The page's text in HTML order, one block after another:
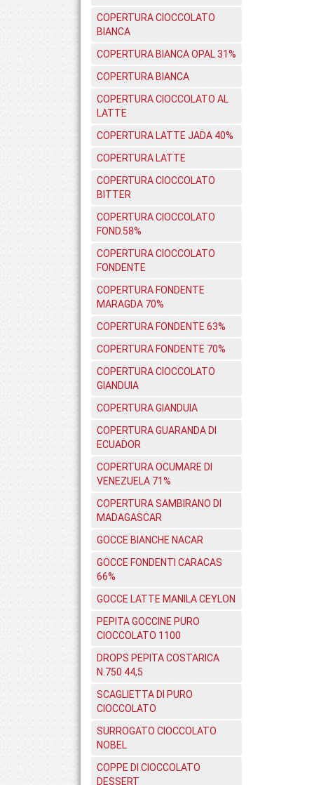
COPERTURA CIOCCOLATO
BIANCA
COPERTURA BIANCA OPAL 31%
COPERTURA BIANCA
COPERTURA CIOCCOLATO AL
LATTE
COPERTURA LATTE JADA 40%
COPERTURA LATTE
COPERTURA CIOCCOLATO
BITTER
COPERTURA CIOCCOLATO
FOND.58%
COPERTURA CIOCCOLATO
FONDENTE
COPERTURA FONDENTE
MARAGDA 70%
COPERTURA FONDENTE 63%
COPERTURA FONDENTE 70%
COPERTURA CIOCCOLATO
GIANDUIA
COPERTURA GIANDUIA
COPERTURA GUARANDA DI
ECUADOR
COPERTURA OCUMARE DI
VENEZUELA 71%
COPERTURA SAMBIRANO DI
MADAGASCAR
GOCCE BIANCHE NACAR
GOCCE FONDENTI CARACAS
66%
GOCCE LATTE MANILA CEYLON
PEPITA GOCCINE PURO
CIOCCOLATO 1100
DROPS PEPITA COSTARICA
N.750 44,5
SCAGLIETTA DI PURO
CIOCCOLATO
SURROGATO CIOCCOLATO
NOBEL
COPPE DI CIOCCOLATO
DESSERT